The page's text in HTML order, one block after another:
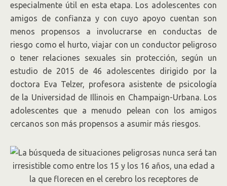
especialmente útil en esta etapa. Los adolescentes con
amigos de confianza y con cuyo apoyo cuentan son
menos propensos a involucrarse en conductas de
riesgo como el hurto, viajar con un conductor peligroso
o tener relaciones sexuales sin protección, según un
estudio de 2015 de 46 adolescentes dirigido por la
doctora Eva Telzer, profesora asistente de psicología
de la Universidad de Illinois en Champaign-Urbana. Los
adolescentes que a menudo pelean con los amigos
cercanos son más propensos a asumir más riesgos.